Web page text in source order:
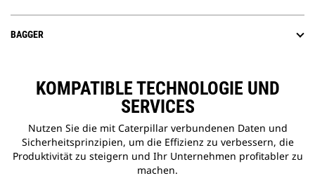
BAGGER
KOMPATIBLE TECHNOLOGIE UND
SERVICES
Nutzen Sie die mit Caterpillar verbundenen Daten und
Sicherheitsprinzipien, um die Effizienz zu verbessern, die
Produktivität zu steigern und Ihr Unternehmen profitabler zu
machen.